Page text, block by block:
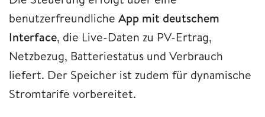
benutzerfreundliche App mit deutschem
Interface, die Live-Daten zu PV-Ertrag,
Netzbezug, Batteriestatus und Verbrauch
liefert. Der Speicher ist zudem für dynamische
Stromtarife vorbereitet.